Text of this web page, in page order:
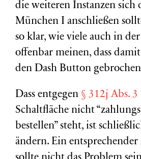
die weiteren Instanzen sich
München I anschließen
so klar, wie viele auch in der
offenbar meinen, dass
den Dash Button gebrochen
Dass entgegen § 312j Abs. 3
Schaltfläche nicht
bestellen” steht, ist
ändern. Ein